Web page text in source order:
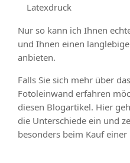
Latexdruck
Nur so kann ich Ihnen
und Ihnen einen
anbieten.
Falls Sie sich mehr über
Fotoleinwand erfahren
diesen Blogartikel. Hier
die Unterschiede ein und
besonders beim Kauf